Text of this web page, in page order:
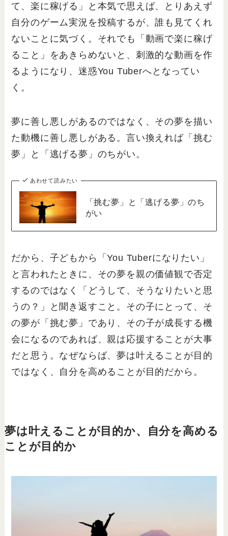
て、楽に稼げる」と本気で思えば、とりあえず
自分のゲーム実況を投稿するが、誰も見てくれ
ないことに気づく。それでも「動画で楽に稼げ
ること」をあきらめないと、刺激的な動画を作
るようになり、迷惑You Tuberへとなってい
く。
夢に善し悪しがあるのではなく、その夢を描い
た動機に善し悪しがある。言い換えれば「挑む
夢」と「逃げる夢」のちがい。
あわせて読みたい
「挑む夢」と「逃げる夢」のち
がい
だから、子どもから「You Tuberになりたい」
と言われたときに、その夢を親の価値観で否定
するのではなく「どうして、そうなりたいと思
うの？」と聞き返すこと。その子にとって、そ
の夢が「挑む夢」であり、その子が成長する機
会になるのであれば、親は応援することが大事
だと思う。なぜならば、夢は叶えることが目的
ではなく、自分を高めることが目的だから。
夢は叶えることが目的か、自分を高める
ことが目的か